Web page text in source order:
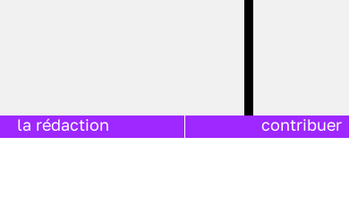
la rédaction contribuer